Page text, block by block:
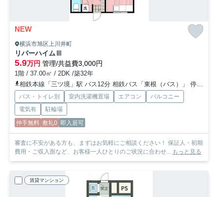
NEW
横浜市旭区上川井町
リバーハイムⅢ
5.9万円 管理/共益費3,000円
1階 / 37.00㎡ / 2DK /築32年
相鉄本線「三ツ境」駅 バス12分 相鉄バス「東根（バス）」 停歩2分
バス・トイレ別 室内洗濯機置場 エアコン
バルコニー
電気有
駐輪場
仲手無料 敷礼0 即入居可
審査に不安がある方も、まずはお気軽にご相談ください！ 保証人・初期
費用・ご収入面など、お客様一人ひとりのご状況に合わせ... もっと見る
賃貸マンション